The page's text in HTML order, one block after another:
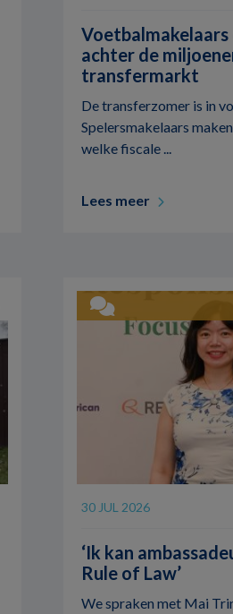
Voetbalmakelaars
achter de
transfermarkt
De transferzomer is in
Spelersmakelaars
welke fiscale ...
Lees meer
30 JUL 2026
‘Ik kan
Rule of Law’
We spraken met Mai